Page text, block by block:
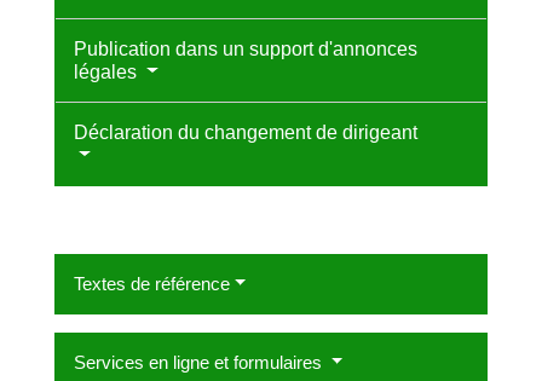
Publication dans un support d'annonces
légales
Déclaration du changement de dirigeant
Textes de référence
Services en ligne et formulaires